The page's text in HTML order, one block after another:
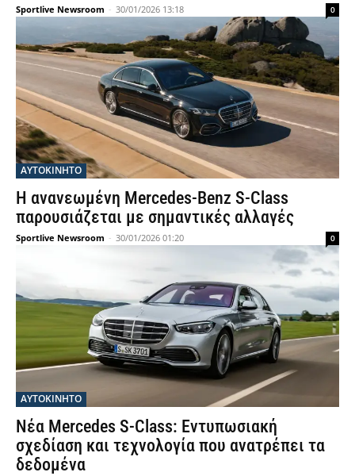
Sportlive Newsroom - 30/01/2026 13:18 0
ΑΥΤΟΚΙΝΗΤΟ
Η ανανεωμένη Mercedes-Benz S-Class
παρουσιάζεται με σημαντικές αλλαγές
Sportlive Newsroom - 30/01/2026 01:20 0
ΑΥΤΟΚΙΝΗΤΟ
Νέα Mercedes S-Class: Εντυπωσιακή
σχεδίαση και τεχνολογία που ανατρέπει τα
δεδομένα